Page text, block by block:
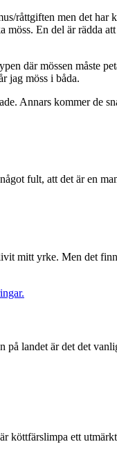
råttgiften men det
möss. En del är rädda
där mössen måste
jag möss i båda.
Annars kommer de
fult, att det är en
mitt yrke. Men det
på landet är det det
köttfärslimpa ett